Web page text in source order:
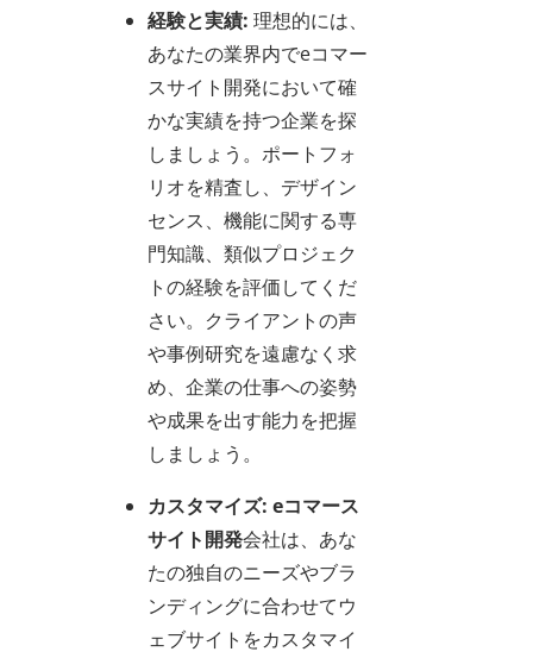
経験と実績: 理想的には、
あなたの業界内でeコマー
スサイト開発において確
かな実績を持つ企業を探
しましょう。ポートフォ
リオを精査し、デザイン
センス、機能に関する専
門知識、類似プロジェク
トの経験を評価してくだ
さい。クライアントの声
や事例研究を遠慮なく求
め、企業の仕事への姿勢
や成果を出す能力を把握
しましょう。
カスタマイズ: eコマース
サイト開発会社は、あな
たの独自のニーズやブラ
ンディングに合わせてウ
ェブサイトをカスタマイ